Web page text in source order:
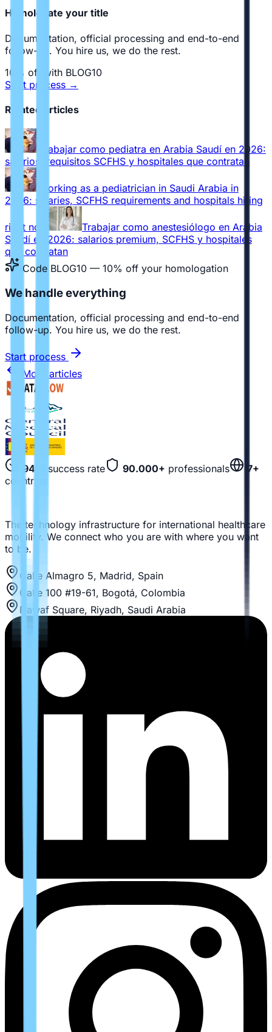
Homologate your title
Documentation, official processing and end-to-end
follow-up. You hire us, we do the rest.
10% off with BLOG10
Start process →
Related articles
Trabajar como pediatra en Arabia Saudí en 2026:
salarios, requisitos SCFHS y hospitales que contratan
Working as a pediatrician in Saudi Arabia in
2026: salaries, SCFHS requirements and hospitals hiring
right now
Trabajar como anestesiólogo en Arabia
Saudí en 2026: salarios premium, SCFHS y hospitales
que contratan
Code BLOG10 — 10% off your homologation
We handle everything
Documentation, official processing and end-to-end
follow-up. You hire us, we do the rest.
Start process
More articles
94% success rate 90.000+ professionals
7+
countries
The technology infrastructure for international healthcare
mobility. We connect who you are with where you want
to be.
Calle Almagro 5, Madrid, Spain
Calle 100 #19-61, Bogotá, Colombia
Nawaf Square, Riyadh, Saudi Arabia